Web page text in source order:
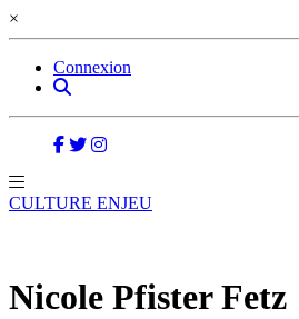
×
Connexion
CULTURE ENJEU
Nicole Pfister Fetz